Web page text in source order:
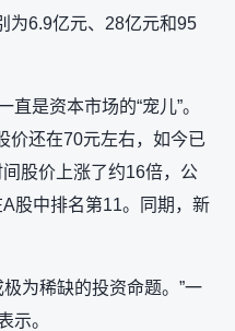
为6.9亿元、28亿元和95
是资本市场的“宠儿”。
价还在70元左右，如今已
股价上涨了约16倍，公
股中排名第11。同期，新
为稀缺的投资命题。”一
示。